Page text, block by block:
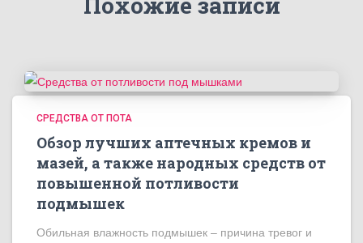
СРЕДСТВА ОТ ПОТА
Обзор лучших аптечных кремов и
мазей, а также народных средств от
повышенной потливости
подмышек
Обильная влажность подмышек – причина тревог и